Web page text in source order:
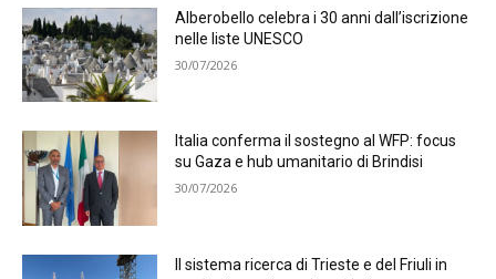
Alberobello celebra i 30 anni dall’iscrizione
nelle liste UNESCO
30/07/2026
Italia conferma il sostegno al WFP: focus
su Gaza e hub umanitario di Brindisi
30/07/2026
Il sistema ricerca di Trieste e del Friuli in